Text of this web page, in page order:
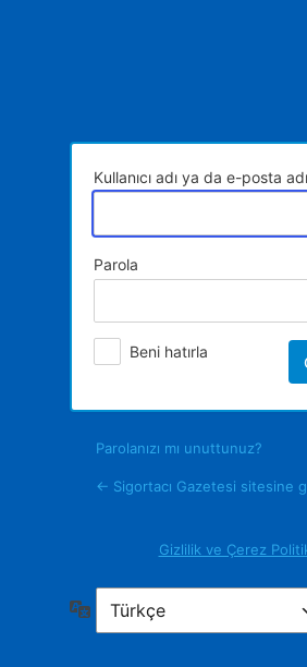
Kullanıcı adı ya da e-posta
Parola
Beni hatırla
Parolanızı mı unuttunuz?
← Sigortacı Gazetesi sitesine
Gizlilik ve Çerez
Dil